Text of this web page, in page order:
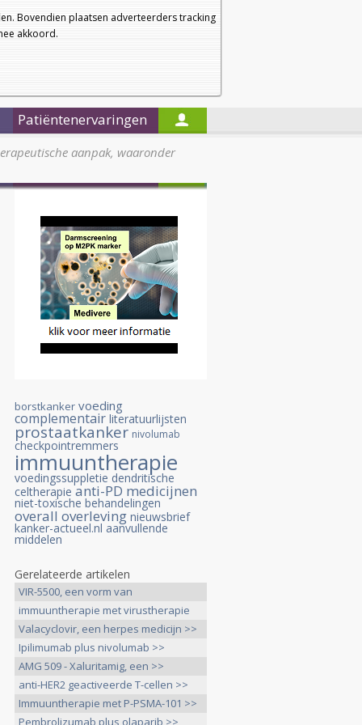
Bovendien plaatsen adverteerders tracking
akkoord.
a
a
Nieuwsbrief
Startpagina
Patiëntenervaringen
aanpak, waaronder
borstkanker voeding
complementair literatuurlijsten
prostaatkanker nivolumab
checkpointremmers
immuuntherapie
voedingssuppletie dendritische
celtherapie anti-PD medicijnen
niet-toxische behandelingen
overall overleving nieuwsbrief
kanker-actueel.nl aanvullende
middelen
Gerelateerde artikelen
VIR-5500, een vorm van
immuuntherapie >>
immuuntherapie met virustherapie
>>
Valacyclovir, een herpes medicijn >>
Ipilimumab plus nivolumab >>
AMG 509 - Xaluritamig, een >>
anti-HER2 geactiveerde T-cellen >>
Immuuntherapie met P-PSMA-101 >>
Pembrolizumab plus olaparib >>